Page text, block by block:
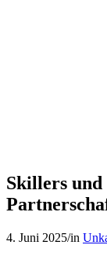
Skillers und
4. Juni 2025/in